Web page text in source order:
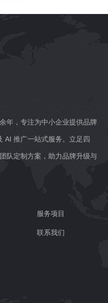
年，专注为中小企业提供品牌
AI 推广一站式服务。立足四
队定制方案，助力品牌升级与
服务项目
联系我们